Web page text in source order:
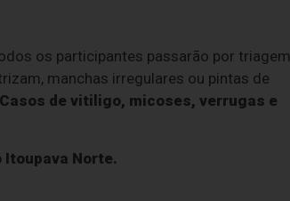
os participantes passarão por triagem.
manchas irregulares ou pintas de
Casos de vitiligo, micoses, verrugas e
Itoupava Norte.